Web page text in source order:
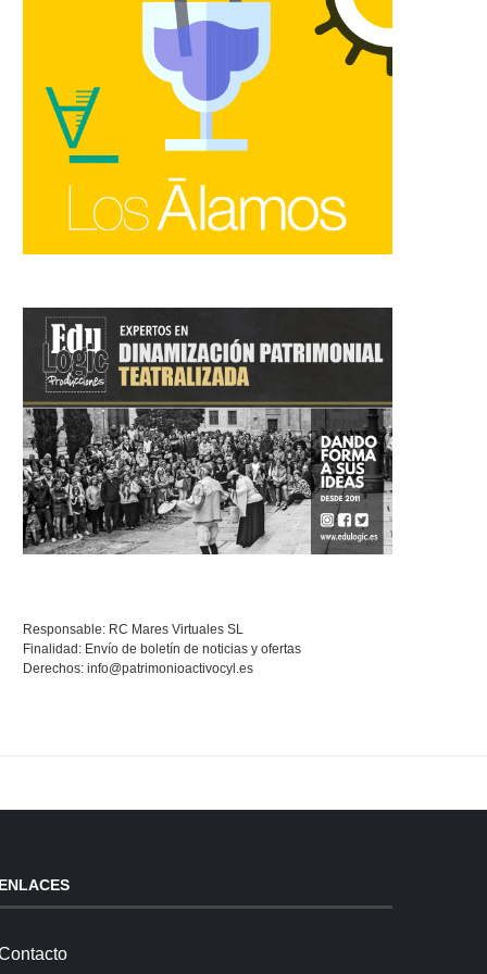
Responsable: RC Mares Virtuales SL
Finalidad: Envío de boletín de noticias y ofertas
Derechos: info@patrimonioactivocyl.es